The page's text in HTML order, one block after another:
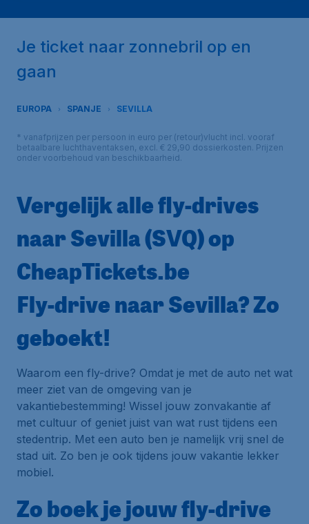
Je ticket naar zonnebril op en
gaan
EUROPA SPANJE SEVILLA
* vanafprijzen per persoon in euro per (retour)vlucht incl. vooraf
betaalbare luchthaventaksen, excl. € 29,90 dossierkosten. Prijzen
onder voorbehoud van beschikbaarheid.
Vergelijk alle fly-drives
naar Sevilla (SVQ) op
CheapTickets.be
Fly-drive naar Sevilla? Zo
geboekt!
Waarom een fly-drive? Omdat je met de auto net wat
meer ziet van de omgeving van je
vakantiebestemming! Wissel jouw zonvakantie af
met cultuur of geniet juist van wat rust tijdens een
stedentrip. Met een auto ben je namelijk vrij snel de
stad uit. Zo ben je ook tijdens jouw vakantie lekker
mobiel.
Zo boek je jouw fly-drive